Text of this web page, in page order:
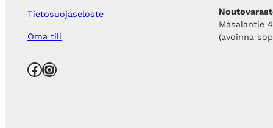
Tietosuojaseloste
Oma tili
Facebook Instagram
Masalantie
(avoinna